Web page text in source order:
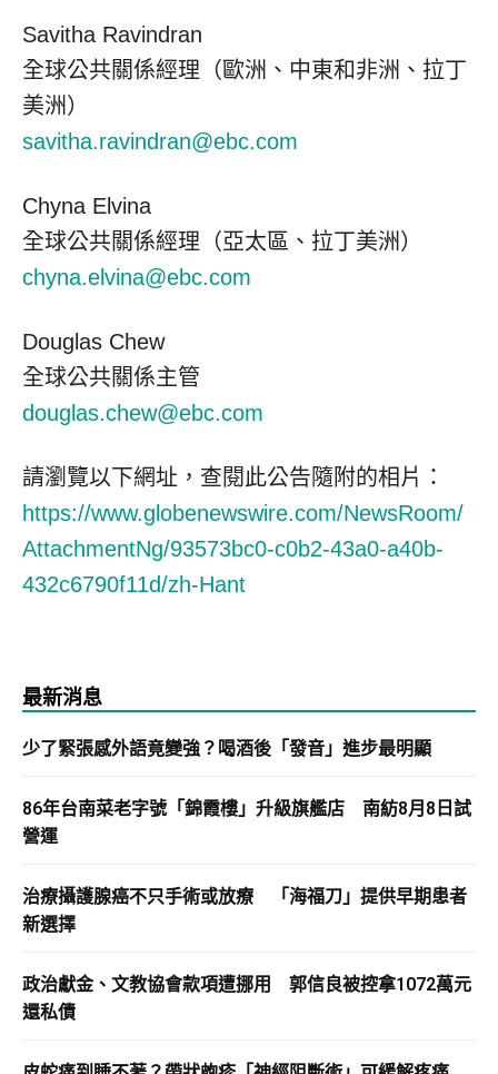
Savitha Ravindran
全球公共關係經理（歐洲、中東和非洲、拉丁
美洲）
savitha.ravindran@ebc.com
Chyna Elvina
全球公共關係經理（亞太區、拉丁美洲）
chyna.elvina@ebc.com
Douglas Chew
全球公共關係主管
douglas.chew@ebc.com
請瀏覽以下網址，查閱此公告隨附的相片：
https://www.globenewswire.com/NewsRoom/
AttachmentNg/93573bc0-c0b2-43a0-a40b-
432c6790f11d/zh-Hant
最新消息
少了緊張感外語竟變強？喝酒後「發音」進步最明顯
86年台南菜老字號「錦霞樓」升級旗艦店 南紡8月8日試
營運
治療攝護腺癌不只手術或放療 「海福刀」提供早期患者
新選擇
政治獻金、文教協會款項遭挪用 郭信良被控拿1072萬元
還私債